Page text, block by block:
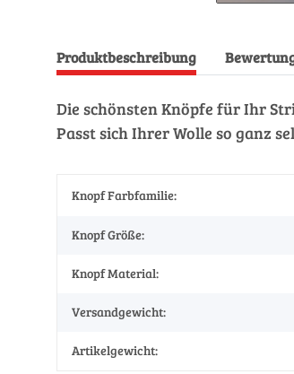
Produktbeschreibung
Die schönsten Knöpfe für Ihr
Passt sich Ihrer Wolle so ganz
Knopf Farbfamilie:
Knopf Größe:
Knopf Material:
Versandgewicht:
Artikelgewicht: